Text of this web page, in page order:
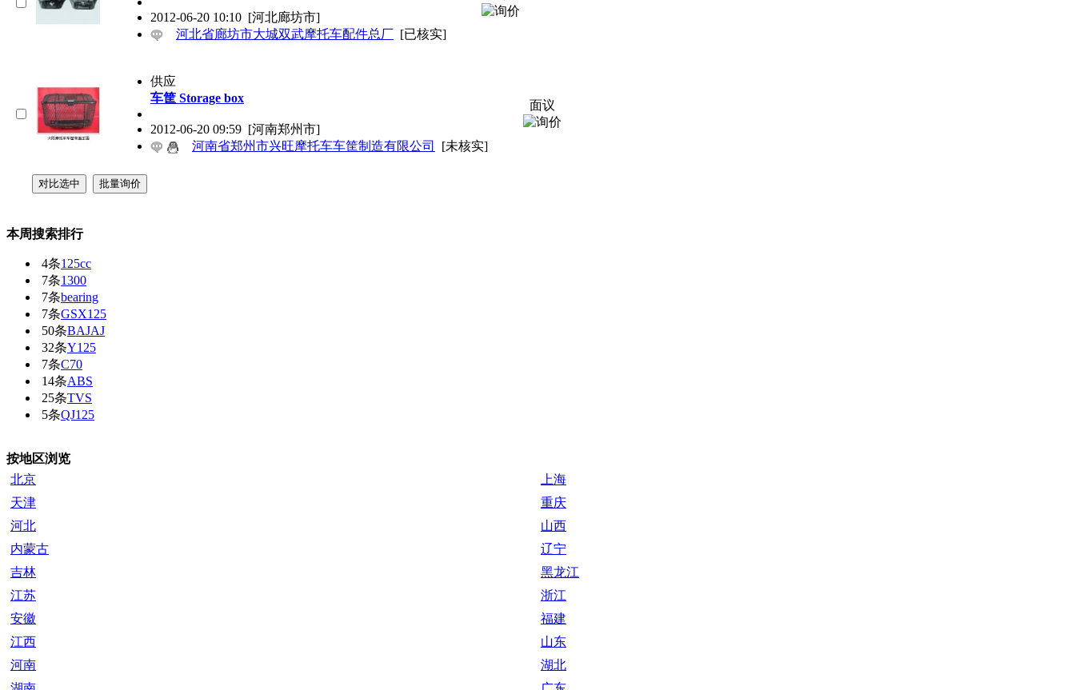
2012-06-20 10:10 [河北廊坊市]
河北省廊坊市大城双武摩托车配件总厂 [已核实]
供应
车筐 Storage box
2012-06-20 09:59 [河南郑州市]
河南省郑州市兴旺摩托车车筐制造有限公司
[未核实]
面议
本周搜索排行
4条125cc
7条1300
7条bearing
7条GSX125
50条BAJAJ
32条Y125
7条C70
14条ABS
25条TVS
5条QJ125
按地区浏览
北京
上海
天津
重庆
河北
山西
内蒙古
辽宁
吉林
黑龙江
江苏
浙江
安徽
福建
江西
山东
河南
湖北